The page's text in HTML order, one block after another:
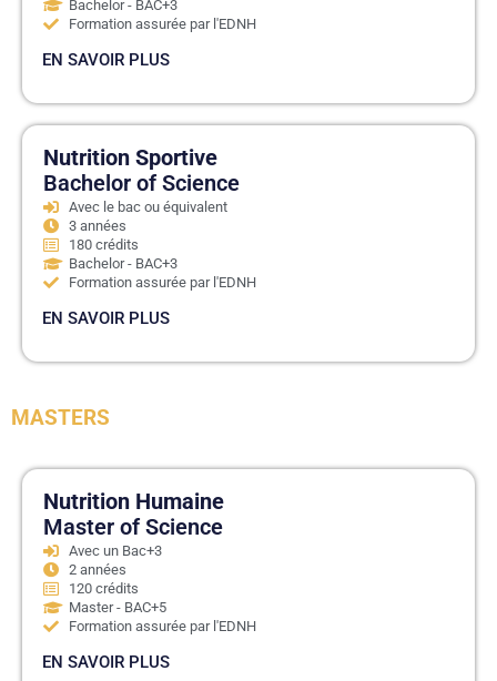
Bachelor - BAC+3
Formation assurée par l'EDNH
EN SAVOIR PLUS
Nutrition Sportive
Bachelor of Science
Avec le bac ou équivalent
3 années
180 crédits
Bachelor - BAC+3
Formation assurée par l'EDNH
EN SAVOIR PLUS
MASTERS
Nutrition Humaine
Master of Science
Avec un Bac+3
2 années
120 crédits
Master - BAC+5
Formation assurée par l'EDNH
EN SAVOIR PLUS